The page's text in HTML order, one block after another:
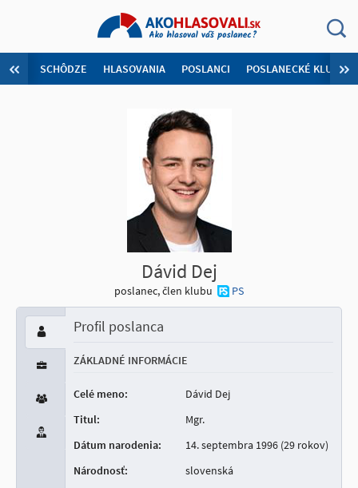
SCHÔDZE HLASOVANIA POSLANCI POSLANECKÉ KLUBY
Dávid Dej
poslanec, člen klubu PS
Profil poslanca
ZÁKLADNÉ INFORMÁCIE
Celé meno:
Dávid Dej
Titul:
Mgr.
Dátum narodenia:
14. septembra 1996 (29 rokov)
Národnosť:
slovenská